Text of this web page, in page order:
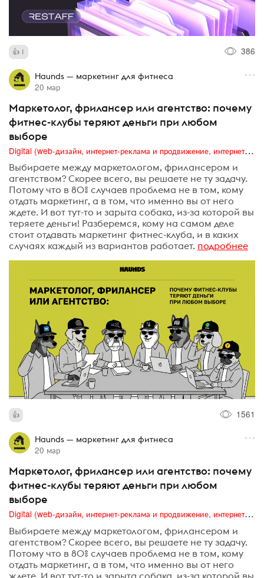
1 386
Haunds — маркетинг для фитнеса
20 мар
Маркетолог, фрилансер или агентство: почему
фитнес-клубы теряют деньги при любом
выборе
Digital (web-дизайн, интернет-реклама и продвижение, интернет-сообщества и блоги, интернет-коммуникации, мобильный маркетинг, реклама на цифровых экранах)
Выбираете между маркетологом, фрилансером и
агентством? Скорее всего, вы решаете не ту задачу.
Потому что в 80% случаев проблема не в том, кому
отдать маркетинг, а в том, что именно вы от него
ждете. И вот тут-то и зарыта собака, из-за которой вы
теряете деньги! Разберемся, кому на самом деле
стоит отдавать маркетинг фитнес-клуба, и в каких
случаях каждый из вариантов работает. подробнее
1561
Haunds — маркетинг для фитнеса
20 мар
Маркетолог, фрилансер или агентство: почему
фитнес-клубы теряют деньги при любом
выборе
Digital (web-дизайн, интернет-реклама и продвижение, интернет-сообщества и блоги, интернет-коммуникации, мобильный маркетинг, реклама на цифровых экранах)
Выбираете между маркетологом, фрилансером и
агентством? Скорее всего, вы решаете не ту задачу.
Потому что в 80% случаев проблема не в том, кому
отдать маркетинг, а в том, что именно вы от него
ждете. И вот тут-то и зарыта собака, из-за которой вы